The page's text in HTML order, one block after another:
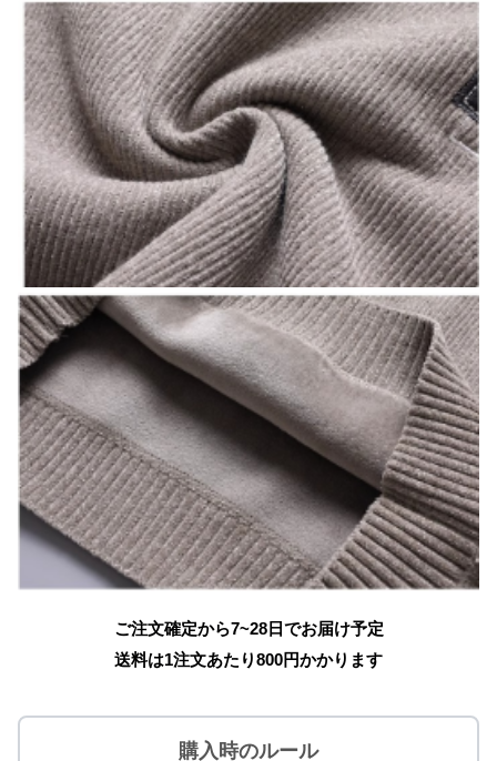
ご注文確定から7~28日でお届け予定
送料は1注文あたり800円かかります
購入時のルール